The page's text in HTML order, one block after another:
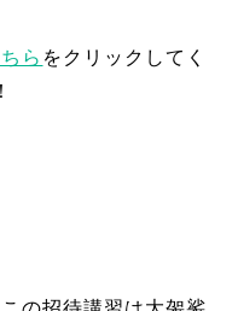
ら をクリックしてく